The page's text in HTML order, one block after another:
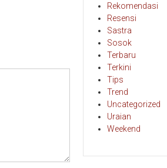
Rekomendasi
Resensi
Sastra
Sosok
Terbaru
Terkini
Tips
Trend
Uncategorized
Uraian
Weekend